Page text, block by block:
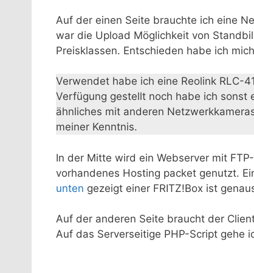
Auf der einen Seite brauchte ich eine
war die Upload Möglichkeit von
Preisklassen. Entschieden habe ich
Verwendet habe ich eine Reolink RLC-
Verfügung gestellt noch habe ich sonst
ähnliches mit anderen
meiner Kenntnis.
In der Mitte wird ein Webserver mit
vorhandenes Hosting packet genutzt.
unten gezeigt einer FRITZ!Box ist
Auf der anderen Seite braucht der
Auf das Serverseitige PHP-Script gehe